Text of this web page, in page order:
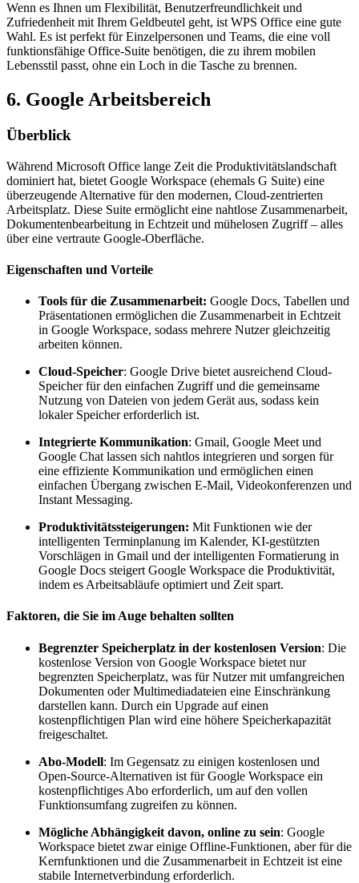
Wenn es Ihnen um Flexibilität, Benutzerfreundlichkeit und
Zufriedenheit mit Ihrem Geldbeutel geht, ist WPS Office eine gute
Wahl. Es ist perfekt für Einzelpersonen und Teams, die eine voll
funktionsfähige Office-Suite benötigen, die zu ihrem mobilen
Lebensstil passt, ohne ein Loch in die Tasche zu brennen.
6. Google Arbeitsbereich
Überblick
Während Microsoft Office lange Zeit die Produktivitätslandschaft
dominiert hat, bietet Google Workspace (ehemals G Suite) eine
überzeugende Alternative für den modernen, Cloud-zentrierten
Arbeitsplatz. Diese Suite ermöglicht eine nahtlose Zusammenarbeit,
Dokumentenbearbeitung in Echtzeit und mühelosen Zugriff – alles
über eine vertraute Google-Oberfläche.
Eigenschaften und Vorteile
Tools für die Zusammenarbeit: Google Docs, Tabellen und
Präsentationen ermöglichen die Zusammenarbeit in Echtzeit
in Google Workspace, sodass mehrere Nutzer gleichzeitig
arbeiten können.
Cloud-Speicher: Google Drive bietet ausreichend Cloud-
Speicher für den einfachen Zugriff und die gemeinsame
Nutzung von Dateien von jedem Gerät aus, sodass kein
lokaler Speicher erforderlich ist.
Integrierte Kommunikation: Gmail, Google Meet und
Google Chat lassen sich nahtlos integrieren und sorgen für
eine effiziente Kommunikation und ermöglichen einen
einfachen Übergang zwischen E-Mail, Videokonferenzen und
Instant Messaging.
Produktivitätssteigerungen: Mit Funktionen wie der
intelligenten Terminplanung im Kalender, KI-gestützten
Vorschlägen in Gmail und der intelligenten Formatierung in
Google Docs steigert Google Workspace die Produktivität,
indem es Arbeitsabläufe optimiert und Zeit spart.
Faktoren, die Sie im Auge behalten sollten
Begrenzter Speicherplatz in der kostenlosen Version: Die
kostenlose Version von Google Workspace bietet nur
begrenzten Speicherplatz, was für Nutzer mit umfangreichen
Dokumenten oder Multimediadateien eine Einschränkung
darstellen kann. Durch ein Upgrade auf einen
kostenpflichtigen Plan wird eine höhere Speicherkapazität
freigeschaltet.
Abo-Modell: Im Gegensatz zu einigen kostenlosen und
Open-Source-Alternativen ist für Google Workspace ein
kostenpflichtiges Abo erforderlich, um auf den vollen
Funktionsumfang zugreifen zu können.
Mögliche Abhängigkeit davon, online zu sein: Google
Workspace bietet zwar einige Offline-Funktionen, aber für die
Kernfunktionen und die Zusammenarbeit in Echtzeit ist eine
stabile Internetverbindung erforderlich.